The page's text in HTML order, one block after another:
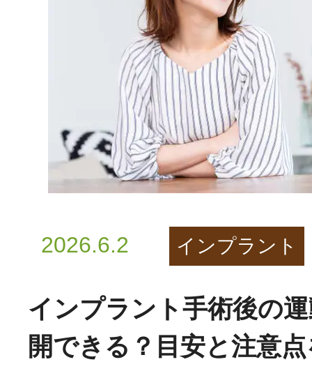
2026.6.2 インプラント
インプラント手術後の
開できる？目安と注意